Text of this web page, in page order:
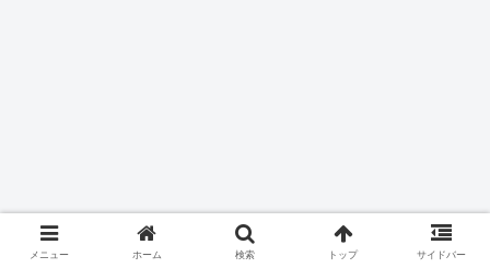
メニュー ホーム 検索 トップ サイドバー